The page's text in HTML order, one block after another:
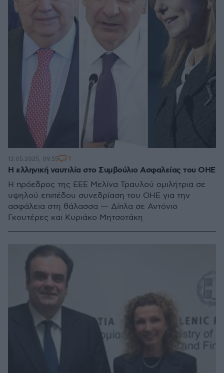
Η ελληνική ναυτιλία στο Συμβούλιο Ασφαλείας του ΟΗΕ
Η πρόεδρος της ΕΕΕ Μελίνα Τραυλού ομιλήτρια σε
υψηλού επιπέδου συνεδρίαση του ΟΗΕ για την
ασφάλεια στη θάλασσα — Δίπλα σε Αντόνιο
Γκουτέρες και Κυριάκο Μητσοτάκη
12.05.2025, 09:55 1